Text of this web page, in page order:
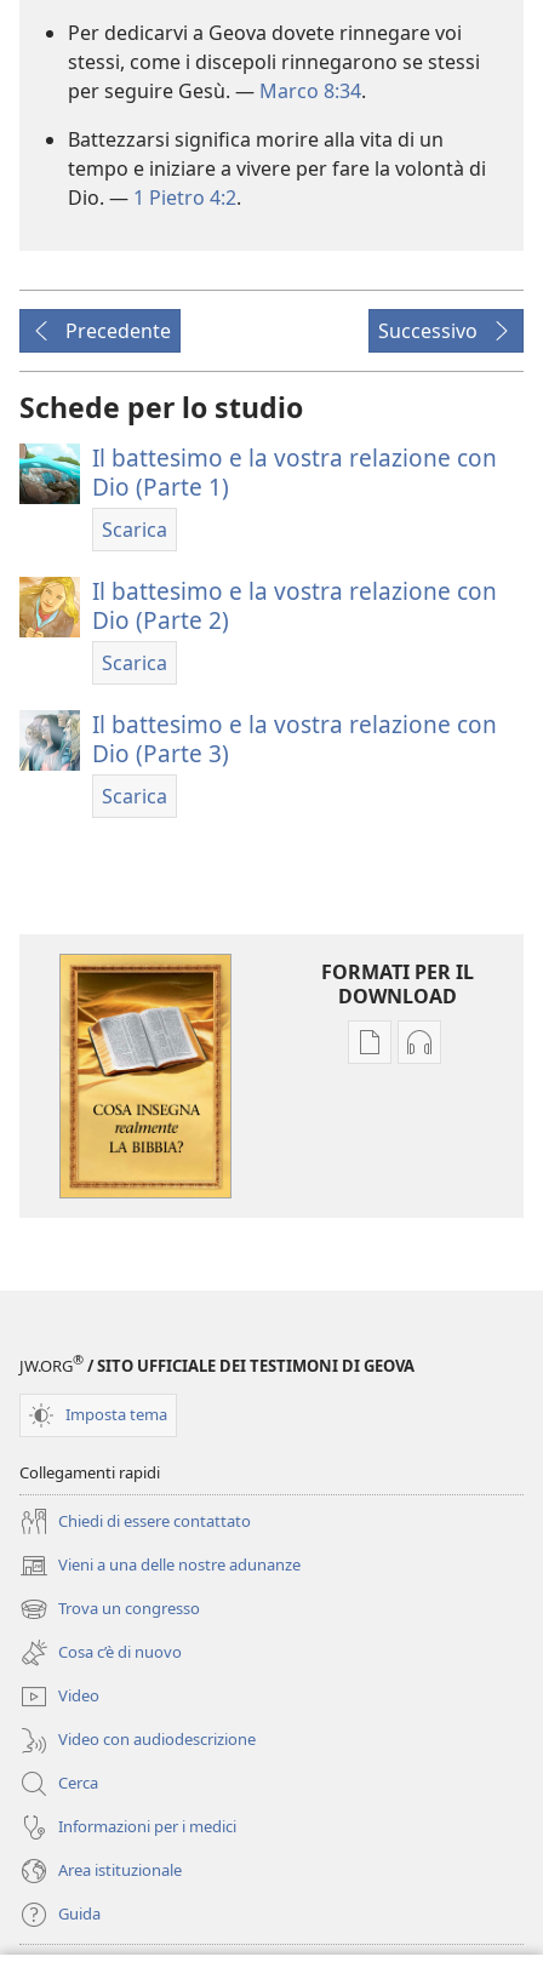
Per dedicarvi a Geova dovete rinnegare voi
stessi, come i discepoli rinnegarono se stessi
per seguire Gesù. — Marco 8:34.
Battezzarsi significa morire alla vita di un
tempo e iniziare a vivere per fare la volontà di
Dio. — 1 Pietro 4:2.
Precedente Successivo
Schede per lo studio
Il battesimo e la vostra relazione con
Dio (Parte 1)
Scarica
Il battesimo e la vostra relazione con
Dio (Parte 2)
Scarica
Il battesimo e la vostra relazione con
Dio (Parte 3)
Scarica
FORMATI PER IL
DOWNLOAD
OpzioniOpzioni
JW.ORG® / SITO UFFICIALE DEI TESTIMONI DI GEOVA
Imposta tema
Collegamenti rapidi
Chiedi di essere contattato
Vieni a una delle nostre adunanze
(apre
una
nuova
finestra)
Trova un congresso
(apre
una
nuova
finestra)
Cosa c’è di nuovo
Video
Video con audiodescrizione
Cerca
Informazioni per i medici
Area istituzionale
Guida